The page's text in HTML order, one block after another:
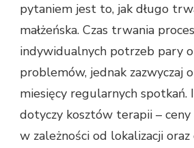
pytaniem jest to, jak długo
małżeńska. Czas trwania
indywidualnych potrzeb pary
problemów, jednak zazwyczaj
miesięcy regularnych spotkań.
dotyczy kosztów terapii – ceny
w zależności od lokalizacji